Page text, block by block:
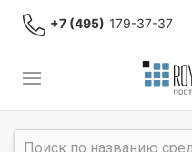
+7 (495) 179-37-37